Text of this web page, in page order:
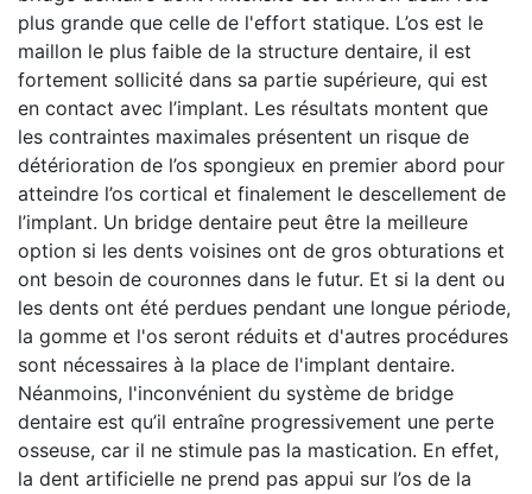
plus grande que celle de l'effort statique. L’os est le
maillon le plus faible de la structure dentaire, il est
fortement sollicité dans sa partie supérieure, qui est
en contact avec l’implant. Les résultats montent que
les contraintes maximales présentent un risque de
détérioration de l’os spongieux en premier abord pour
atteindre l’os cortical et finalement le descellement de
l’implant. Un bridge dentaire peut être la meilleure
option si les dents voisines ont de gros obturations et
ont besoin de couronnes dans le futur. Et si la dent ou
les dents ont été perdues pendant une longue période,
la gomme et l'os seront réduits et d'autres procédures
sont nécessaires à la place de l'implant dentaire.
Néanmoins, l'inconvénient du système de bridge
dentaire est qu’il entraîne progressivement une perte
osseuse, car il ne stimule pas la mastication. En effet,
la dent artificielle ne prend pas appui sur l’os de la